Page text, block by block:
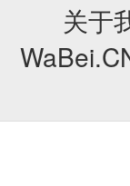
关于